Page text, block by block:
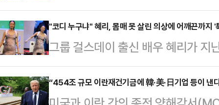
3000 시대’를 목표로 제시했다.코
체질 개선을 이뤄낼 수 있을지 주
일) 코스닥 지수는 전 거래일 대
거래를 마쳤다.올해 110거래일 중
89거래일이다.앞서 코스닥은 올
"코디 누구냐" 혜리, 몸매 못 살린 의상에 어깨끈까지 '
그룹 걸스데이 출신 배우 혜리가
팬 미팅에서 의상 논란과 돌발 사고
해 기획 단계부터 직접 참여하며 공
“454조 규모 이란재건기금에 韓·美·日기업 등이 낸